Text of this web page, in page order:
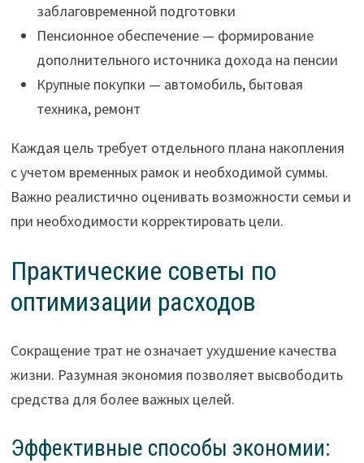
заблаговременной подготовки
Пенсионное обеспечение — формирование
дополнительного источника дохода на пенсии
Крупные покупки — автомобиль, бытовая
техника, ремонт
Каждая цель требует отдельного плана накопления
с учетом временных рамок и необходимой суммы.
Важно реалистично оценивать возможности семьи и
при необходимости корректировать цели.
Практические советы по
оптимизации расходов
Сокращение трат не означает ухудшение качества
жизни. Разумная экономия позволяет высвободить
средства для более важных целей.
Эффективные способы экономии: